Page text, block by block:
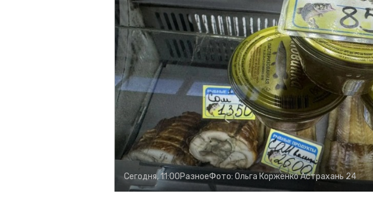
Сегодня, 11:00РазноеФото: Ольга КорженкоАстрахань 24